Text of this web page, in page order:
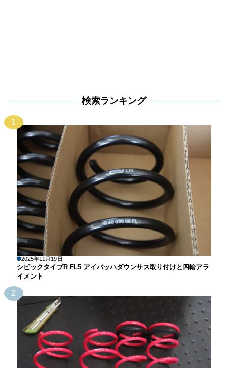
検索ランキング
1
2025年11月19日
シビックタイプR FL5 アイバッハダウンサス取り付けと四輪アラ
イメント
2